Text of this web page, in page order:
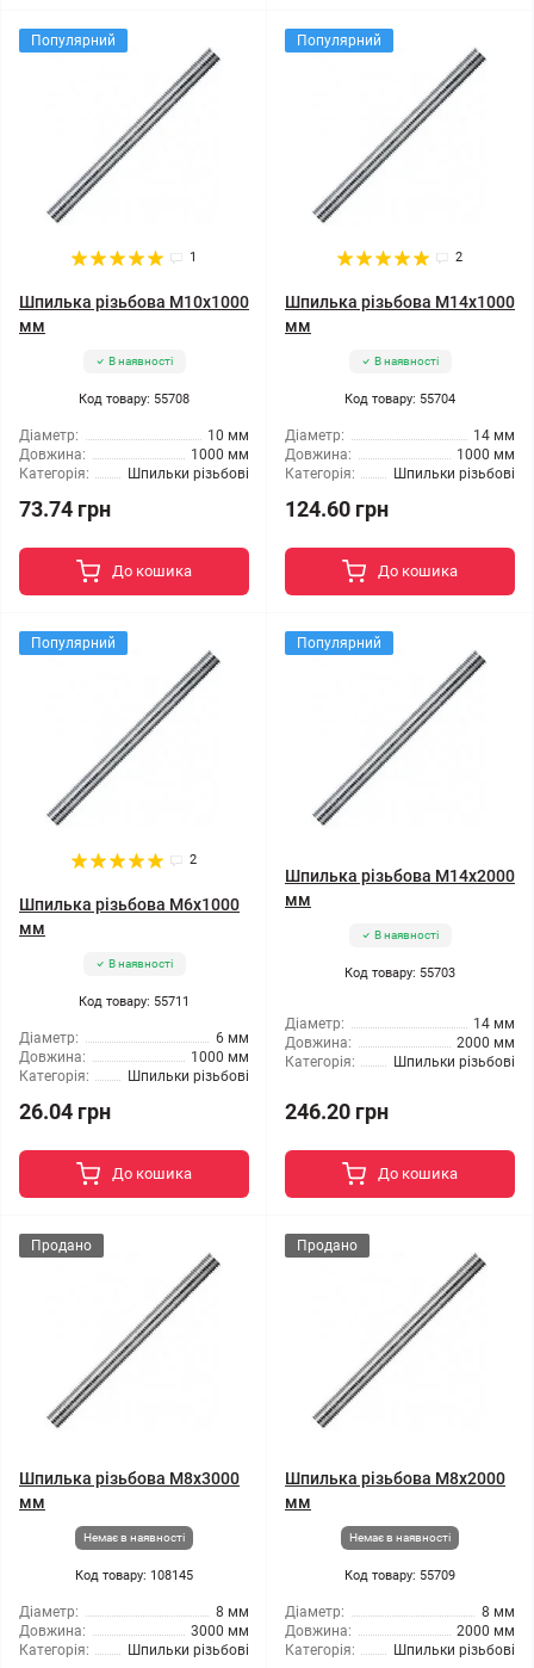
Популярний
1
Шпилька різьбова M10x1000
мм
В наявності
Код товару: 55708
Діаметр:
10 мм
Довжина:
1000 мм
Категорія:
Шпильки різьбові
73.74 грн
До кошика
Популярний
2
Шпилька різьбова M14x1000
мм
В наявності
Код товару: 55704
Діаметр:
14 мм
Довжина:
1000 мм
Категорія:
Шпильки різьбові
124.60 грн
До кошика
Популярний
2
Шпилька різьбова M6x1000
мм
В наявності
Код товару: 55711
Діаметр:
6 мм
Довжина:
1000 мм
Категорія:
Шпильки різьбові
26.04 грн
До кошика
Популярний
Шпилька різьбова M14x2000
мм
В наявності
Код товару: 55703
Діаметр:
14 мм
Довжина:
2000 мм
Категорія:
Шпильки різьбові
246.20 грн
До кошика
Продано
Шпилька різьбова M8x3000
мм
Немає в наявності
Код товару: 108145
Діаметр:
8 мм
Довжина:
3000 мм
Категорія:
Шпильки різьбові
Продано
Шпилька різьбова M8x2000
мм
Немає в наявності
Код товару: 55709
Діаметр:
8 мм
Довжина:
2000 мм
Категорія:
Шпильки різьбові